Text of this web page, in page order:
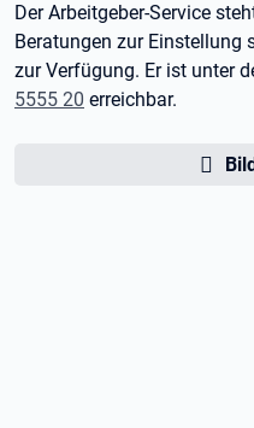
Der Arbeitgeber-Service
Beratungen zur Einstellung
zur Verfügung. Er ist unter
5555 20 erreichbar.